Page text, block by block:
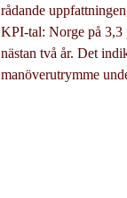
rådande
KPI-tal: Norge på 3,3
nästan två år. Det
manöverutrymme